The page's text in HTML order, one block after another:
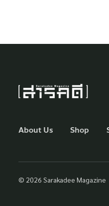
About Us Shop
© 2026 Sarakadee Magazine